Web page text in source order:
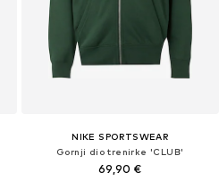
NIKE SPORTSWEAR
Gornji dio trenirke 'CLUB'
69,90 €